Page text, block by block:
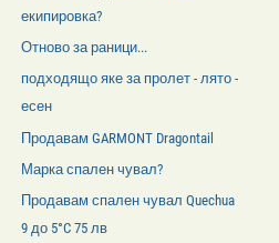
екипировка?
Отново за раници...
подходящо яке за пролет - лято -
есен
Продавам GARMONT Dragontail
Марка спален чувал?
Продавам спален чувал Quechua
9 до 5°C 75 лв